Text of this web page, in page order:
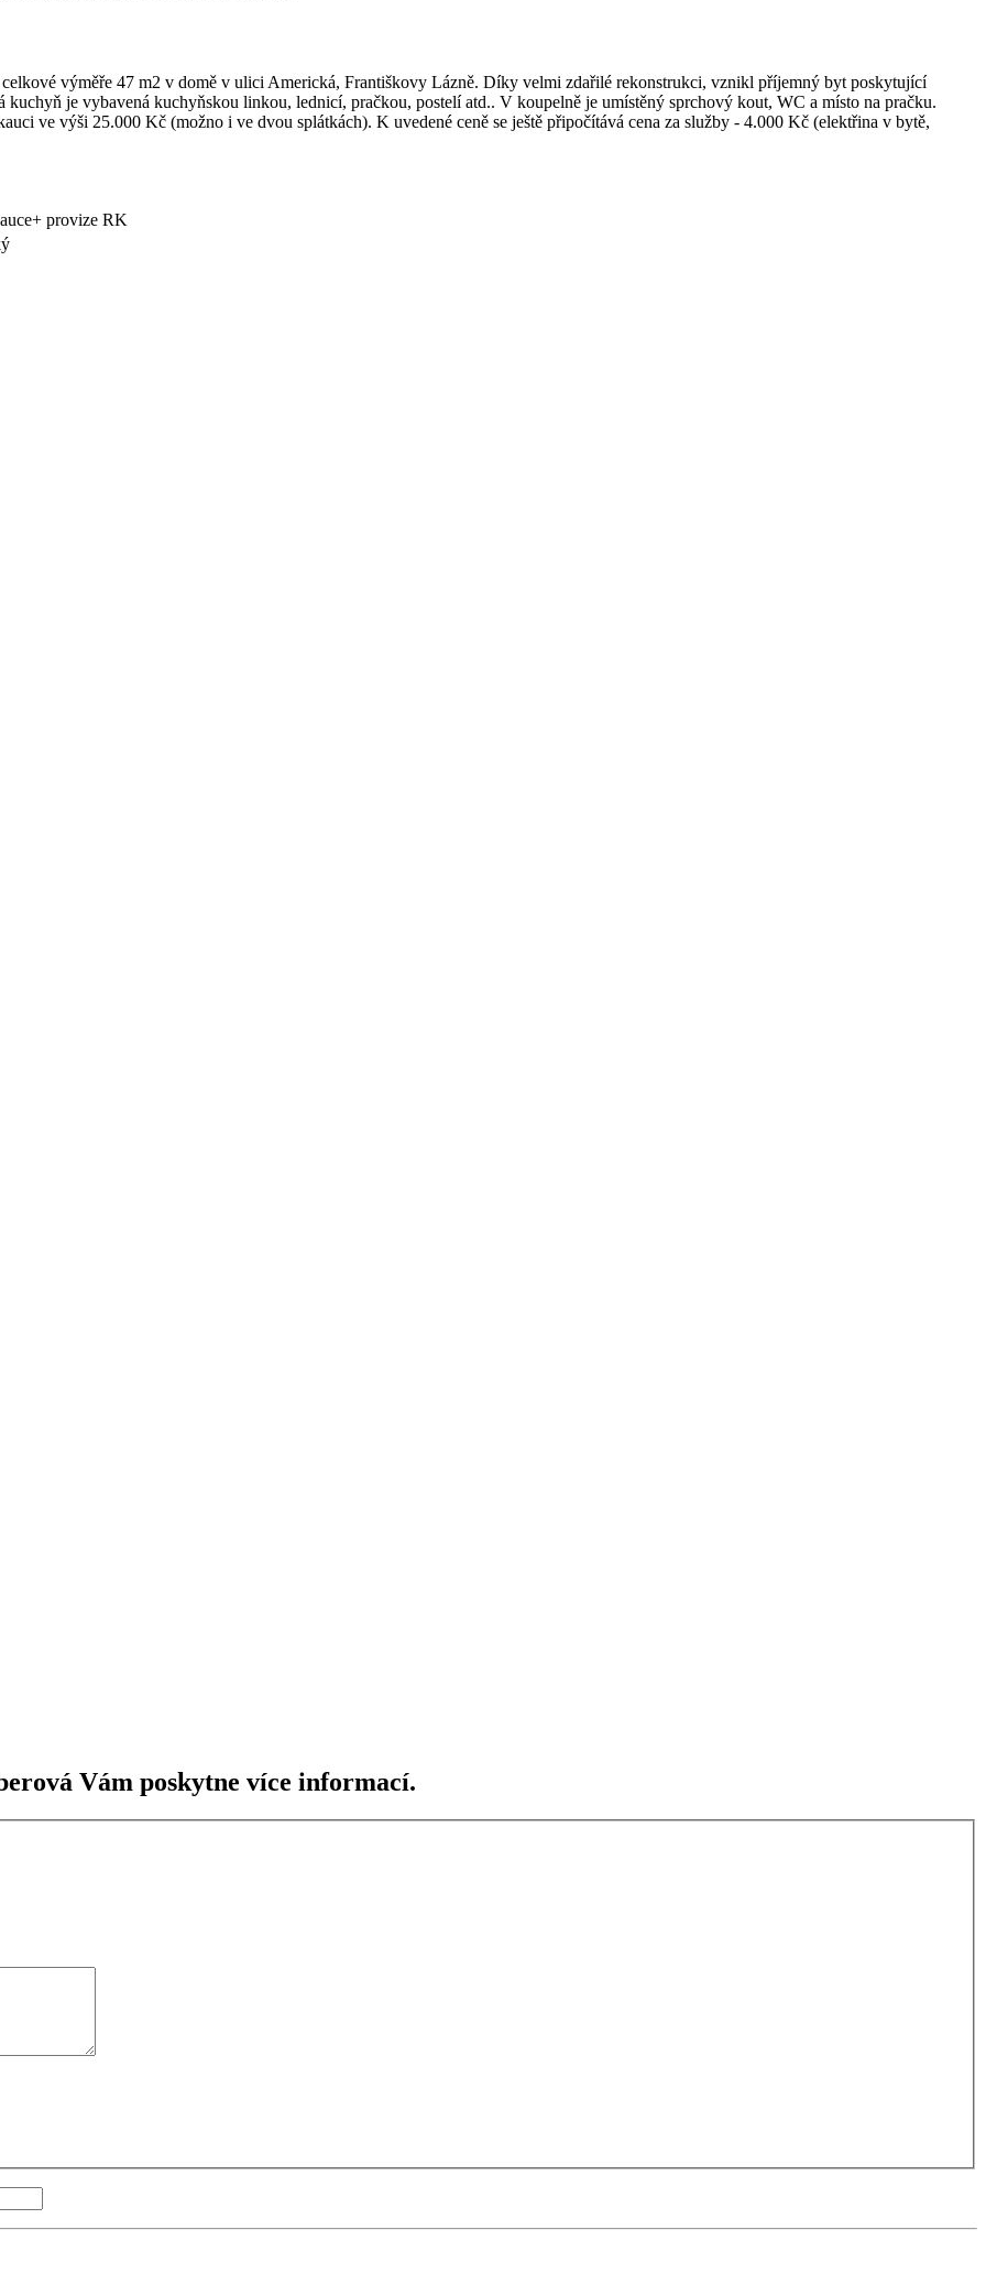
výměře 47 m2 v domě v ulici Americká, Františkovy Lázně. Díky velmi zdařilé rekonstrukci, vznikl příjemný byt poskytující
je vybavená kuchyňskou linkou, lednicí, pračkou, postelí atd.. V koupelně je umístěný sprchový kout, WC a místo na pračku.
ve výši 25.000 Kč (možno i ve dvou splátkách). K uvedené ceně se ještě připočítává cena za služby - 4.000 Kč (elektřina v bytě,
provize RK
Vám poskytne více informací.